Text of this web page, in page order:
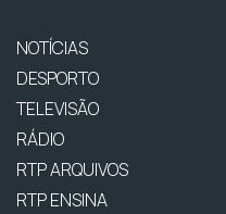
NOTÍCIAS
DESPORTO
TELEVISÃO
RÁDIO
RTP ARQUIVOS
RTP ENSINA